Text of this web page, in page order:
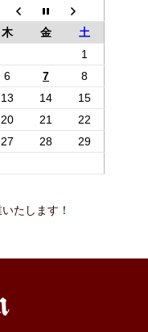
木 金
土
1
6 7
8
13 14
15
20 21
22
27 28
29
たします！